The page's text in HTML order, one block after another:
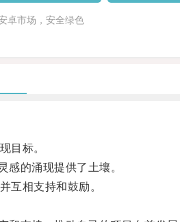
卓市场，安全绿色
目标。
的涌现提供了土壤。
相支持和鼓励。